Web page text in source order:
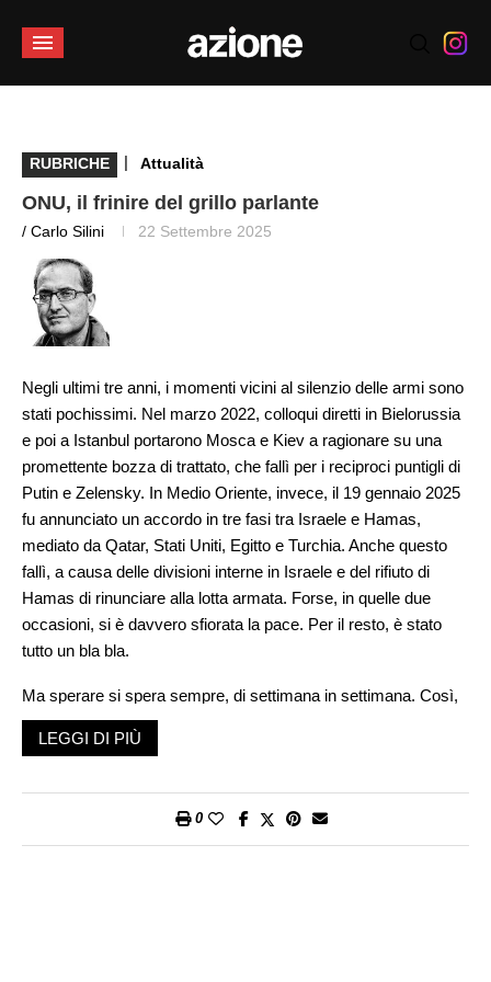
RUBRICHE | Attualità
ONU, il frinire del grillo parlante
/ Carlo Silini 22 Settembre 2025
Negli ultimi tre anni, i momenti vicini al silenzio delle armi sono
stati pochissimi. Nel marzo 2022, colloqui diretti in Bielorussia
e poi a Istanbul portarono Mosca e Kiev a ragionare su una
promettente bozza di trattato, che fallì per i reciproci puntigli di
Putin e Zelensky. In Medio Oriente, invece, il 19 gennaio 2025
fu annunciato un accordo in tre fasi tra Israele e Hamas,
mediato da Qatar, Stati Uniti, Egitto e Turchia. Anche questo
fallì, a causa delle divisioni interne in Israele e del rifiuto di
Hamas di rinunciare alla lotta armata. Forse, in quelle due
occasioni, si è davvero sfiorata la pace. Per il resto, è stato
tutto un bla bla.
Ma sperare si spera sempre, di settimana in settimana. Così,
da oggi, si apre a New York l’80ª Assemblea Generale delle
Nazioni Unite, ribattezzata
Certo, l’ONU metterà in vetrina le crisi in corso, ma è
LEGGI DI PIÙ
0